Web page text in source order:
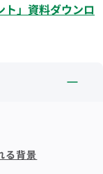
ト」資料ダウンロ
る背景